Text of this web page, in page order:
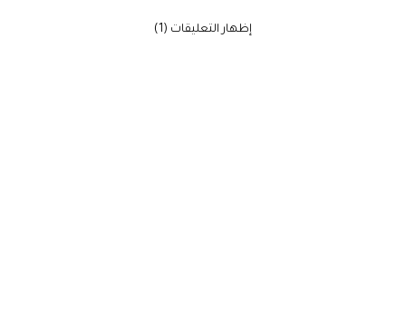
‫إظهار التعليقات (1)